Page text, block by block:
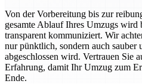
Von der Vorbereitung bis zur
gesamte Ablauf Ihres Umzugs wird
transparent kommuniziert. Wir
nur pünktlich, sondern auch sauber
abgeschlossen wird. Vertrauen Sie
Erfahrung, damit Ihr Umzug zum
Ende.